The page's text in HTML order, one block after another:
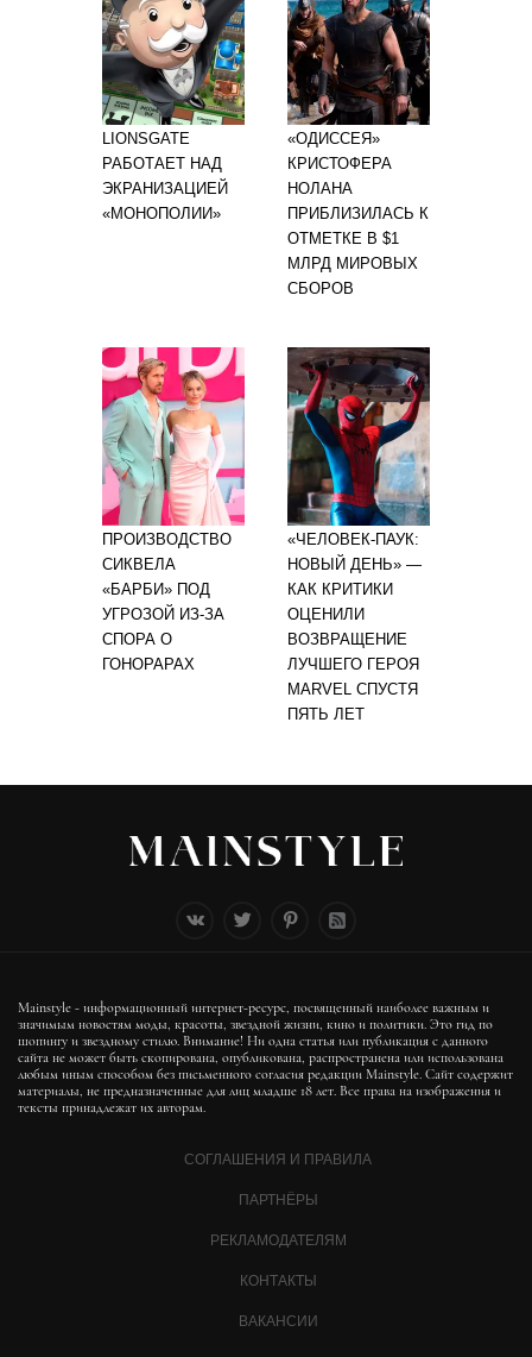
LIONSGATE
РАБОТАЕТ НАД
ЭКРАНИЗАЦИЕЙ
«МОНОПОЛИИ»
«ОДИССЕЯ»
КРИСТОФЕРА
НОЛАНА
ПРИБЛИЗИЛАСЬ К
ОТМЕТКЕ В $1
МЛРД МИРОВЫХ
СБОРОВ
ПРОИЗВОДСТВО
СИКВЕЛА
«БАРБИ» ПОД
УГРОЗОЙ ИЗ-ЗА
СПОРА О
ГОНОРАРАХ
«ЧЕЛОВЕК-ПАУК:
НОВЫЙ ДЕНЬ» —
КАК КРИТИКИ
ОЦЕНИЛИ
ВОЗВРАЩЕНИЕ
ЛУЧШЕГО ГЕРОЯ
MARVEL СПУСТЯ
ПЯТЬ ЛЕТ
Mainstyle - информационный интернет-ресурс, посвященный наиболее важным и
значимым новостям моды, красоты, звездной жизни, кино и политики. Это гид по
шопингу и звездному стилю. Внимание! Ни одна статья или публикация с данного
сайта не может быть скопирована, опубликована, распространена или использована
любым иным способом без письменного согласия редакции Mainstyle. Сайт содержит
материалы, не предназначенные для лиц младше 18 лет. Все права на изображения и
тексты принадлежат их авторам.
СОГЛАШЕНИЯ И ПРАВИЛА
ПАРТНЁРЫ
РЕКЛАМОДАТЕЛЯМ
КОНТАКТЫ
ВАКАНСИИ